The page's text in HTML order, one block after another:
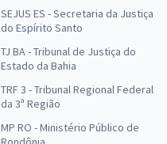
SEJUS ES - Secretaria da Justiça
do Espírito Santo
TJ BA - Tribunal de Justiça do
Estado da Bahia
TRF 3 - Tribunal Regional Federal
da 3ª Região
MP RO - Ministério Público de